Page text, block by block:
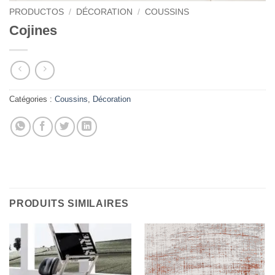
PRODUCTOS / DÉCORATION / COUSSINS
Cojines
Catégories : Coussins, Décoration
PRODUITS SIMILAIRES